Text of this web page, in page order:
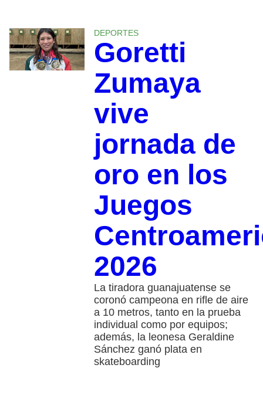
DEPORTES
Goretti
Zumaya
vive
jornada de
oro en los
Juegos
2026
La tiradora guanajuatense se
coronó campeona en rifle de aire
a 10 metros, tanto en la prueba
individual como por equipos;
además, la leonesa Geraldine
Sánchez ganó plata en
skateboarding